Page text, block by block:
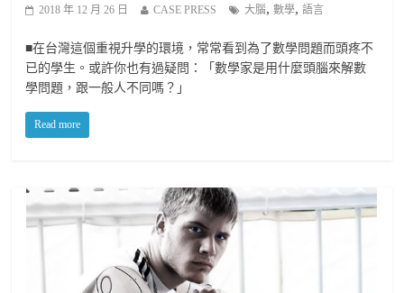
2018 年 12 月 26 日 CASE PRESS 大腦,數學,語言
■在台灣這個重視升學的環境，常常看到為了數學問題而頭疼不
已的學生。或許你也有過疑問：「數學家是用什麼頭腦來解數
學問題，跟一般人不同嗎？」
Read more